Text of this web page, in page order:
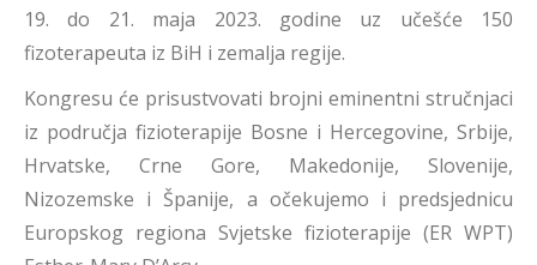
19. do 21. maja 2023. godine uz učešće 150
fizoterapeuta iz BiH i zemalja regije.
Kongresu će prisustvovati brojni eminentni stručnjaci
iz područja fizioterapije Bosne i Hercegovine, Srbije,
Hrvatske, Crne Gore, Makedonije, Slovenije,
Nizozemske i Španije, a očekujemo i predsjednicu
Europskog regiona Svjetske fizioterapije (ER WPT)